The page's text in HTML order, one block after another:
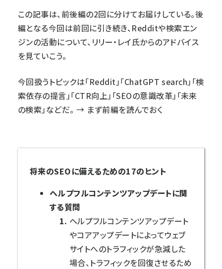
この記事は、前後編の2回に分けてお届けしている。後
編となる今回は前回に引き続き、Redditや検索エン
ジンの活動について、リリー・レイ氏からのアドバイス
を見ていこう。
今回扱うトピックは「Reddit」「ChatGPT search」「検
索依存の提言」「CTR向上」「SEOの意識改革」「未来
の検索」などだ。 → まず前編を読んでおく
将来のSEOに備えるための17のヒント
ヘルプフルコンテンツアップデートに関
する質問
ヘルプフルコンテンツアップデート
やコアアップデートによってウェブ
サイトへのトラフィックが急減した
場合、トラフィックを回復させるため